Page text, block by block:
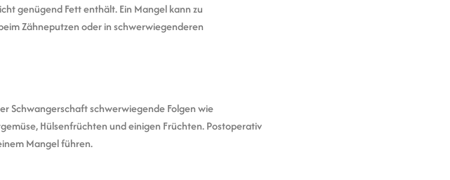
genügend Fett enthält. Ein Mangel kann zu
Zähneputzen oder in schwerwiegenderen
Schwangerschaft schwerwiegende Folgen wie
Hülsenfrüchten und einigen Früchten. Postoperativ
Mangel führen.